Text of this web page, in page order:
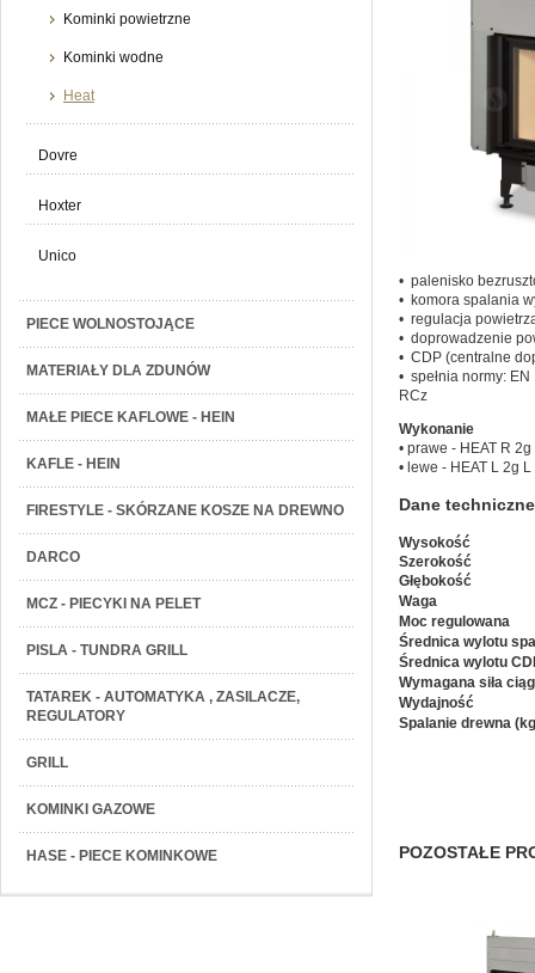
Kominki powietrzne
Kominki wodne
Heat
Dovre
Hoxter
Unico
PIECE WOLNOSTOJĄCE
MATERIAŁY DLA ZDUNÓW
MAŁE PIECE KAFLOWE - HEIN
KAFLE - HEIN
FIRESTYLE - SKÓRZANE KOSZE NA DREWNO
DARCO
MCZ - PIECYKI NA PELET
PISLA - TUNDRA GRILL
TATAREK - AUTOMATYKA , ZASILACZE,
REGULATORY
GRILL
KOMINKI GAZOWE
HASE - PIECE KOMINKOWE
• palenisko
• komora spalania
• regulacja
• doprowadzenie
• CDP (centralne
• spełnia normy:
RCz
Wykonanie
• prawe - HEAT R
• lewe - HEAT L 2g
Dane
Wysokość
Szerokość
Głębokość
Waga
Moc regulowana
Średnica wylotu
Średnica wylotu
Wymagana siła
Wydajność
Spalanie drewna
POZOSTAŁE